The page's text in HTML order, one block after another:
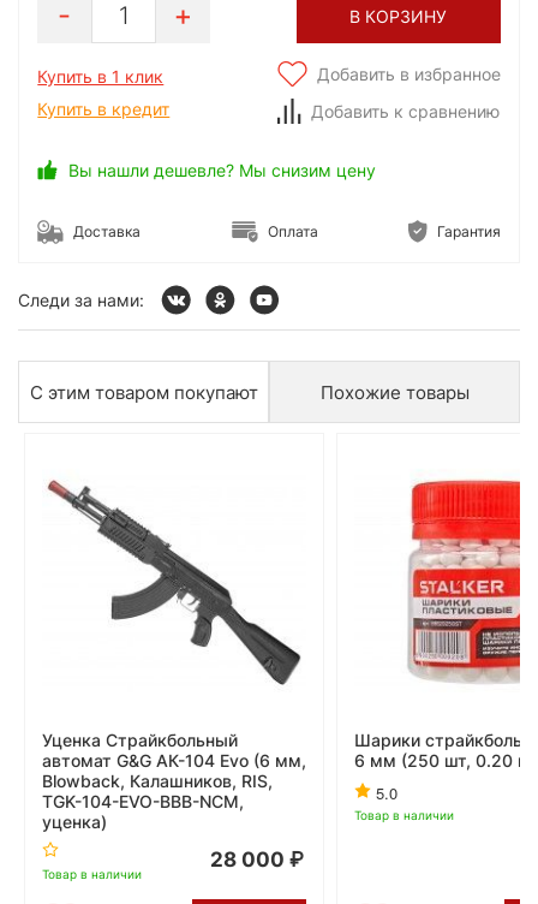
1 В КОРЗИНУ
Купить в 1 клик
Купить в кредит
Добавить в избранное
Добавить к сравнению
Вы нашли дешевле? Мы снизим цену
Доставка Оплата Гарантия
Следи за нами:
С этим товаром покупают Похожие товары
Уценка Страйкбольный
автомат G&G АК-104 Evo (6 мм,
Blowback, Калашников, RIS,
TGK-104-EVO-BBB-NCM,
уценка)
Товар в наличии
28 000
Шарики
6 мм (250 шт, 0.20 г,
5.0
Товар в наличии